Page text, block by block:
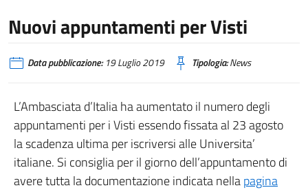
Nuovi appuntamenti per Visti
Data pubblicazione:19 Luglio 2019 Tipologia:News
L’Ambasciata d’Italia ha aumentato il numero degli
appuntamenti per i Visti essendo fissata al 23 agosto
la scadenza ultima per iscriversi alle Universita’
italiane. Si consiglia per il giorno dell’appuntamento di
avere tutta la documentazione indicata nellapagina